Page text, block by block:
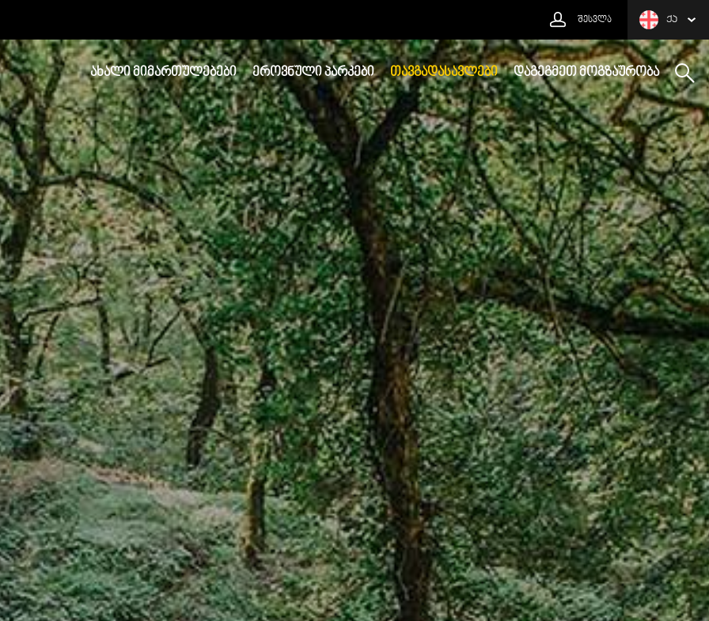
ᲨᲔᲡᲕᲚᲐ ᲥᲐ
ᲐᲮᲐᲚᲘ ᲛᲘᲛᲐᲠᲗᲣᲚᲔᲑᲔᲑᲘ ᲔᲠᲝᲕᲜᲣᲚᲘ ᲞᲐᲠᲙᲔᲑᲘ ᲗᲐᲕᲒᲐᲓᲐᲡᲐᲕᲚᲔᲑᲘ ᲓᲐᲒᲔᲒᲛᲔᲗ ᲛᲝᲒᲖᲐᲣᲠᲝᲑᲐ